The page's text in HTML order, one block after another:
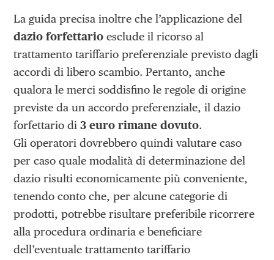
La guida precisa inoltre che l’applicazione del
dazio forfettario esclude il ricorso al
trattamento tariffario preferenziale previsto dagli
accordi di libero scambio. Pertanto, anche
qualora le merci soddisfino le regole di origine
previste da un accordo preferenziale, il dazio
forfettario di3 euro rimane dovuto.
Gli operatori dovrebbero quindi valutare caso
per caso quale modalità di determinazione del
dazio risulti economicamente più conveniente,
tenendo conto che, per alcune categorie di
prodotti, potrebbe risultare preferibile ricorrere
alla procedura ordinaria e beneficiare
dell’eventuale trattamento tariffario